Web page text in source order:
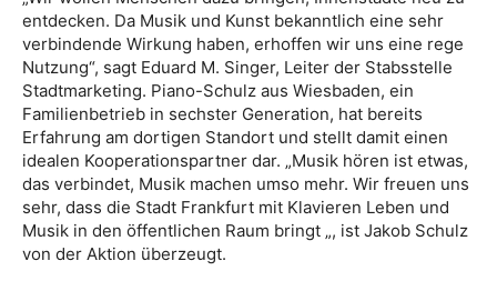
entdecken. Da Musik und Kunst bekanntlich eine sehr
verbindende Wirkung haben, erhoffen wir uns eine rege
Nutzung“, sagt Eduard M. Singer, Leiter der Stabsstelle
Stadtmarketing. Piano-Schulz aus Wiesbaden, ein
Familienbetrieb in sechster Generation, hat bereits
Erfahrung am dortigen Standort und stellt damit einen
idealen Kooperationspartner dar. „Musik hören ist etwas,
das verbindet, Musik machen umso mehr. Wir freuen uns
sehr, dass die Stadt Frankfurt mit Klavieren Leben und
Musik in den öffentlichen Raum bringt „, ist Jakob Schulz
von der Aktion überzeugt.